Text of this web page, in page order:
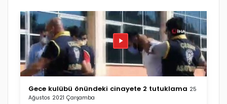
Gece kulübü önündeki cinayete 2 tutuklama 25
Ağustos 2021 Çarşamba